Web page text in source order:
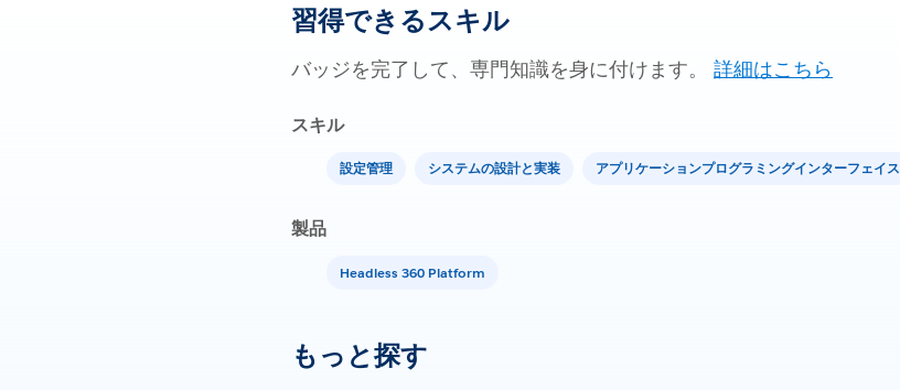
習得できるスキル
バッジを完了して、専門知識を身に付けます。 詳細はこちら
スキル
設定管理 システムの設計と実装 アプリケーションプログラミングインターフェイス
製品
Headless 360 Platform
もっと探す